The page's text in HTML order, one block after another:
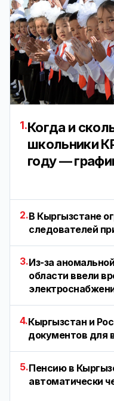
1.Когда и
школьники
году —
2.В Кыргызстане
следователей
3.Из-за
области ввели
4.Кыргызстан и
документов для
5.Пенсию в
автоматически